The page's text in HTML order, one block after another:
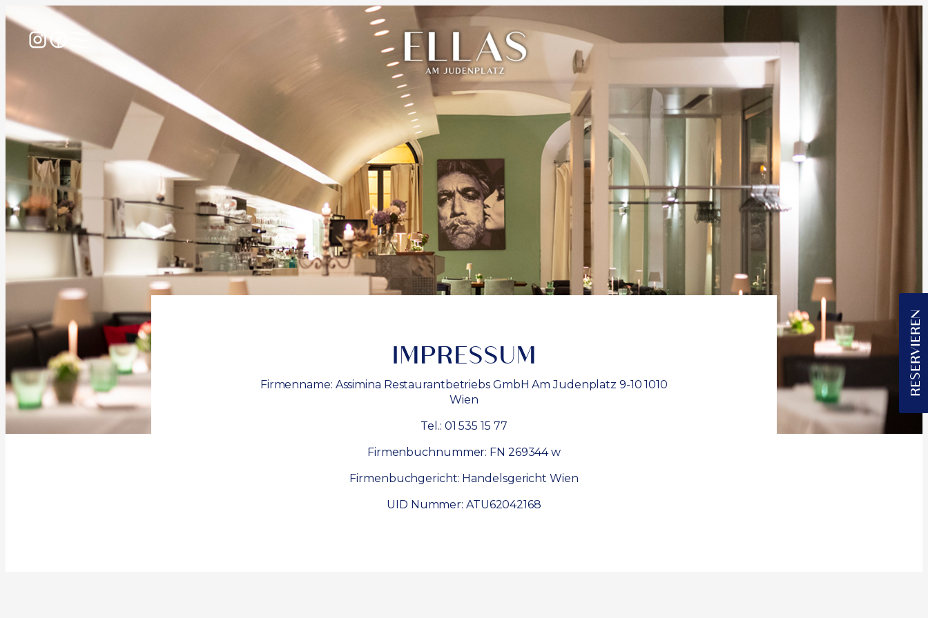
RESERVIEREN
IMPRESSUM
Firmenname: Assimina Restaurantbetriebs GmbH Am Judenplatz 9-10 1010
Wien
Tel.: 01 535 15 77
Firmenbuchnummer: FN 269344 w
Firmenbuchgericht: Handelsgericht Wien
UID Nummer: ATU62042168